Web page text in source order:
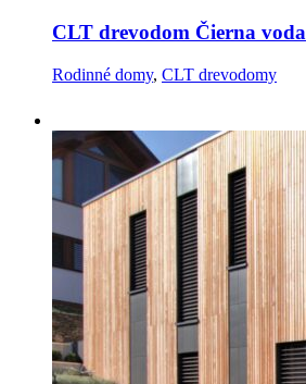
CLT drevodom Čierna voda
Rodinné domy, CLT drevodomy